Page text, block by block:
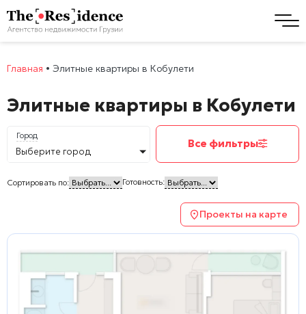
Главная • Элитные квартиры в Кобулети
Элитные квартиры в Кобулети
Город
Выберите город
Все фильтры
Сортировать по: Готовность:
Проекты на карте